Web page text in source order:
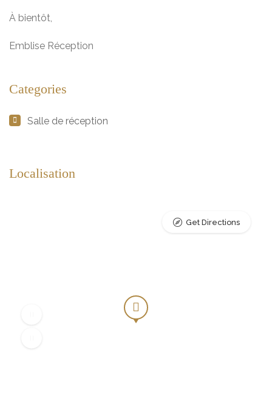
À bientôt,
Emblise Réception
Categories
Salle de réception
Localisation
Get Directions